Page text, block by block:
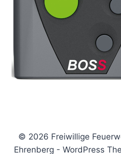
© 2026 Freiwillige
Ehrenberg - WordPress